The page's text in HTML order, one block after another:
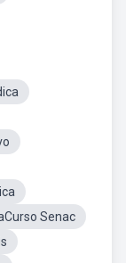
Senac